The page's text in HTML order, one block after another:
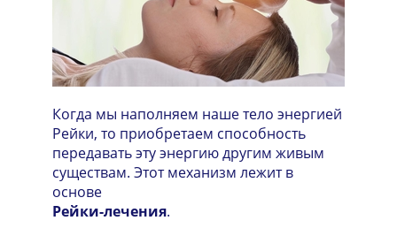
Когда мы наполняем наше тело энергией
Рейки, то приобретаем способность
передавать эту энергию другим живым
существам. Этот механизм лежит в
основе
Рейки-лечения.